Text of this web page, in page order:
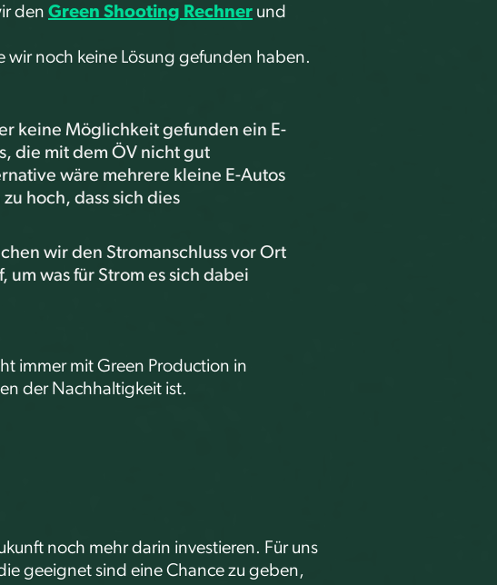
den Green Shooting Rechner und
noch keine Lösung gefunden haben.
keine Möglichkeit gefunden ein E-
die mit dem ÖV nicht gut
wäre mehrere kleine E-Autos
hoch, dass sich dies
wir den Stromanschluss vor Ort
was für Strom es sich dabei
immer mit Green Production in
der Nachhaltigkeit ist.
noch mehr darin investieren. Für uns
geeignet sind eine Chance zu geben,